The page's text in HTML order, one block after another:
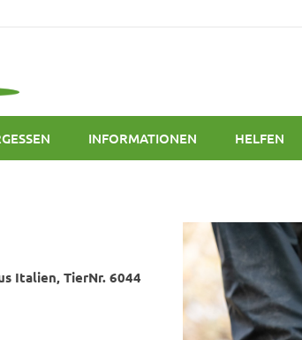
INFORMATIONEN HELFEN
Italien, TierNr. 6044